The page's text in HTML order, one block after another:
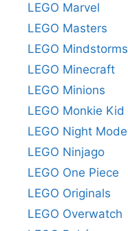
LEGO Marvel
LEGO Masters
LEGO Mindstorms
LEGO Minecraft
LEGO Minions
LEGO Monkie Kid
LEGO Night Mode
LEGO Ninjago
LEGO One Piece
LEGO Originals
LEGO Overwatch